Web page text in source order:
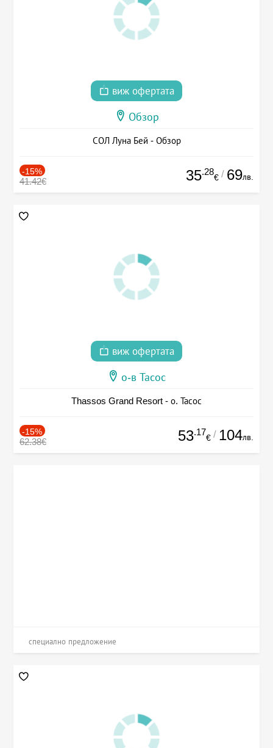
виж офертата
Обзор
СОЛ Луна Бей - Обзор
-15%
41.42€ 35.28
€ / 69лв.
виж офертата
о-в Тасос
Thassos Grand Resort - о. Тасос
-15%
62.38€ 53.17
€ / 104лв.
специално предложение